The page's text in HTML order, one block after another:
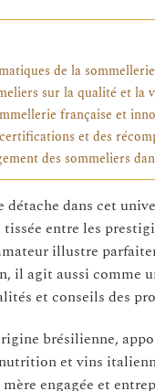
de la
sur la qualité et la
française et
et des
des sommeliers
détache dans cet
tissée entre les
illustre
il agit aussi comme
et conseils des
brésilienne,
et vins
engagée et